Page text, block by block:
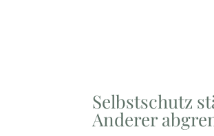
Selbstschutz
Anderer